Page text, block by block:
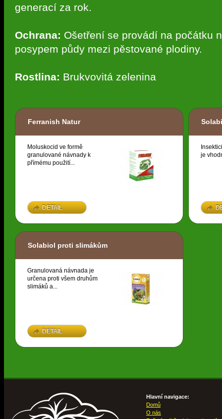
generací za rok.
Ochrana: Ošetření se provádí na počátku
posypem půdy mezi pěstované plodiny.
Rostlina: Brukvovitá zelenina
Ferranish Natur
Moluskocid ve formě
granulované návnady k
přímému použití...
DETAIL
je
Solabiol proti slimákům
Granulovaná návnada je
určena proti všem druhům
slimáků a...
DETAIL
Hlavní navigace:
Domů
O nás